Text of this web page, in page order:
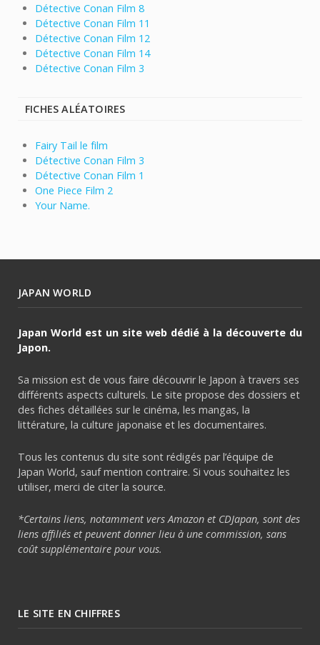
Détective Conan Film 8
Détective Conan Film 11
Détective Conan Film 12
Détective Conan Film 14
Détective Conan Film 3
FICHES ALÉATOIRES
Fairy Tail le film
Détective Conan Film 3
Détective Conan Film 1
One Piece Film 2
Your Name.
JAPAN WORLD
Japan World est un site web dédié à la découverte du
Japon.
Sa mission est de vous faire découvrir le Japon à travers ses
différents aspects culturels. Le site propose des dossiers et
des fiches détaillées sur le cinéma, les mangas, la
littérature, la culture japonaise et les documentaires.
Tous les contenus du site sont rédigés par l’équipe de
Japan World, sauf mention contraire. Si vous souhaitez les
utiliser, merci de citer la source.
*Certains liens, notamment vers Amazon et CDJapan, sont des
liens affiliés et peuvent donner lieu à une commission, sans
coût supplémentaire pour vous.
LE SITE EN CHIFFRES